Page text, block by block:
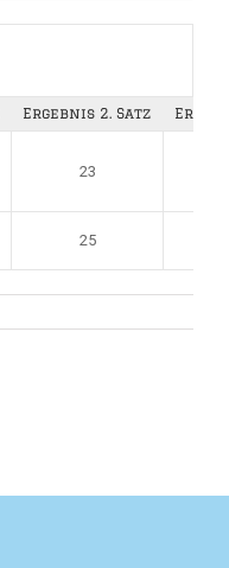
Ergebnis 2. Satz
23
25